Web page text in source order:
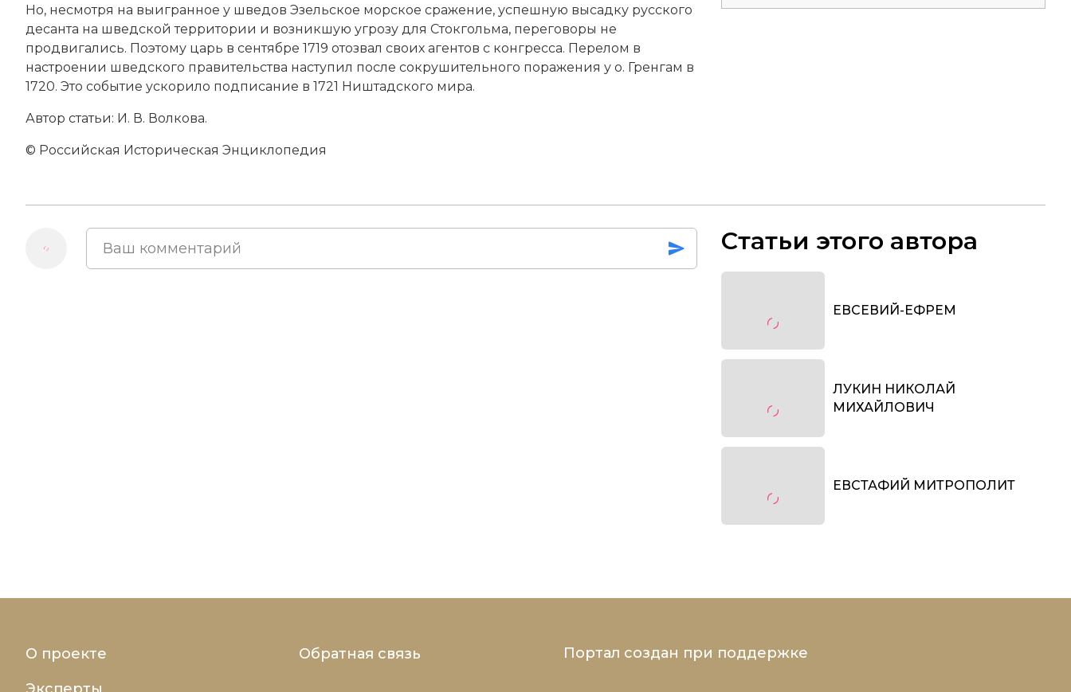
Но, несмотря на выигранное у шведов Эзельское морское сражение, успешную высадку русского
десанта на шведской территории и возникшую угрозу для Стокгольма, переговоры не
продвигались. Поэтому царь в сентябре 1719 отозвал своих агентов с конгресса. Перелом в
настроении шведского правительства наступил после сокрушительного поражения у о. Гренгам в
1720. Это событие ускорило подписание в 1721 Ништадского мира.
Автор статьи: И. В. Волкова.
© Российская Историческая Энциклопедия
Статьи этого автора
ЕВСЕВИЙ-ЕФРЕМ
ЛУКИН НИКОЛАЙ
МИХАЙЛОВИЧ
ЕВСТАФИЙ МИТРОПОЛИТ
О проекте
Обратная связь Портал создан при поддержке